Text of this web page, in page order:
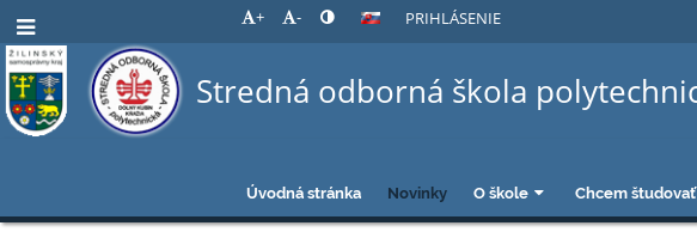
+ - PRIHLÁSENIE
Stredná odborná škola
Úvodná stránka Novinky O škole Chcem študovať